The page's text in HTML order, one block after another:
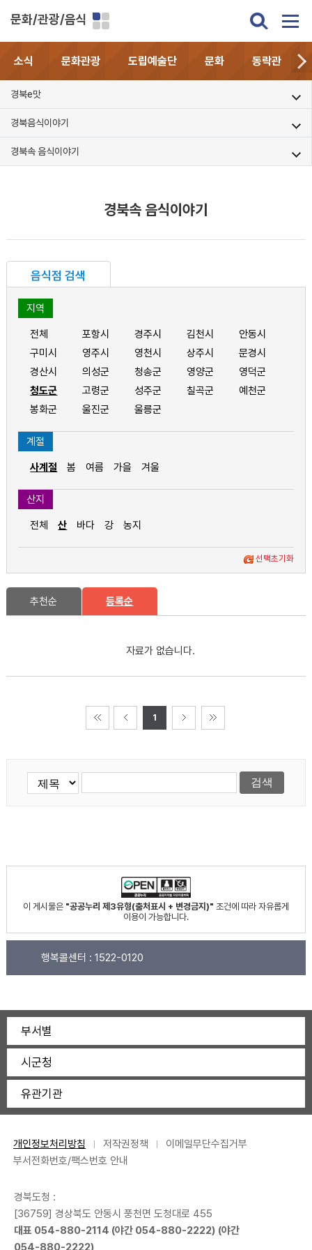
문화/관광/음식
소식 문화관광 도립예술단 문화 동락관
경북e맛
경북음식이야기
경북속 음식이야기
경북속 음식이야기
음식점 검색
지역
전체 포항시 경주시 김천시
안동시
구미시
영주시 영천시 상주시
문경시
경산시
의성군 청송군 영양군
영덕군
청도군
고령군 성주군 칠곡군
예천군
봉화군
울진군 울릉군
계절
사계절 봄 여름 가을 겨울
산지
전체 산 바다 강 농지
선택초기화
추천순 등록순
자료가 없습니다.
1
이 게시물은 "공공누리 제3유형(출처표시 + 변경금지)" 조건에 따라 자유롭게
이용이 가능합니다.
행복콜센터 : 1522-0120
부서별
시군청
유관기관
개인정보처리방침 저작권정책
이메일무단수집거부
부서전화번호/팩스번호 안내
경북도청 :
[36759] 경상북도 안동시 풍천면 도청대로 455
대표 054-880-2114 (야간 054-880-2222) (야간
054-880-2222)